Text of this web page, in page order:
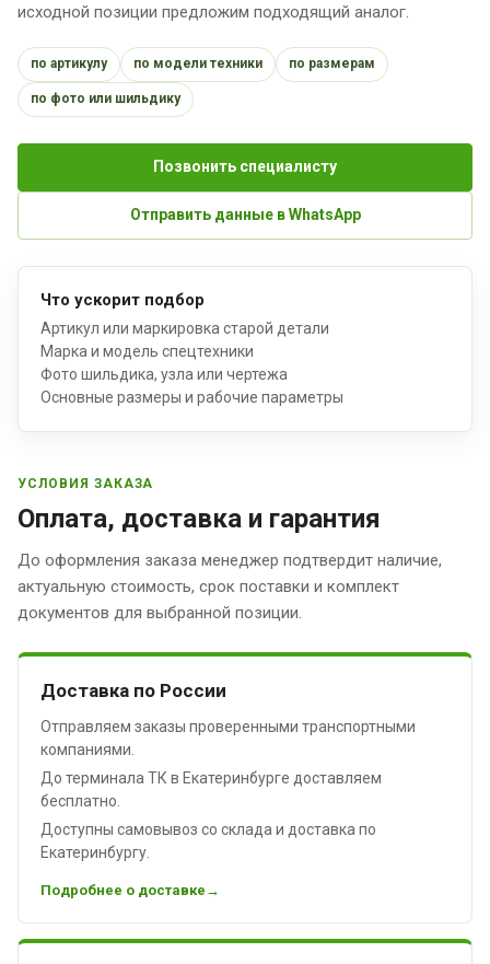
исходной позиции предложим подходящий аналог.
по артикулу по модели техники по размерам
по фото или шильдику
Позвонить специалисту
Отправить данные в WhatsApp
Что ускорит подбор
Артикул или маркировка старой детали
Марка и модель спецтехники
Фото шильдика, узла или чертежа
Основные размеры и рабочие параметры
УСЛОВИЯ ЗАКАЗА
Оплата, доставка и гарантия
До оформления заказа менеджер подтвердит наличие,
актуальную стоимость, срок поставки и комплект
документов для выбранной позиции.
Доставка по России
Отправляем заказы проверенными транспортными
компаниями.
До терминала ТК в Екатеринбурге доставляем
бесплатно.
Доступны самовывоз со склада и доставка по
Екатеринбургу.
Подробнее о доставке